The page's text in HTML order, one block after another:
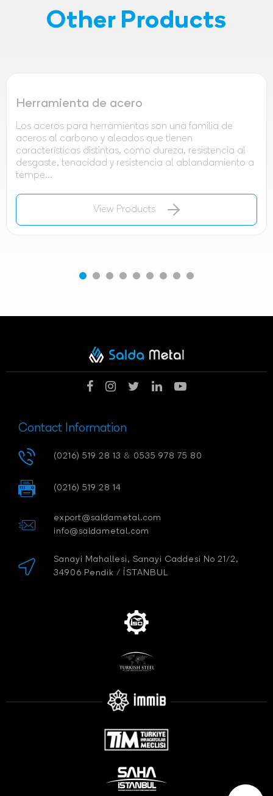
Other Products
Herramienta de acero
Los aceros para herramientas son una familia de
aceros al carbono y aleados que tienen
características distintas, como dureza, resistencia al
desgaste, tenacidad y resistencia al ablandamiento a
tempe...
View Products
Contact Information
(0216) 519 28 13 & 0535 978 75 80
(0216) 519 28 14
export@saldametal.com
info@saldametal.com
Sanayi Mahallesi, Sanayi Caddesi No 21/2,
34906 Pendik / İSTANBUL